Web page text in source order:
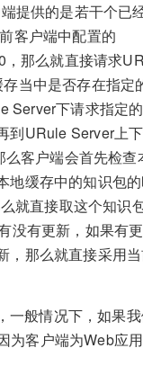
提供的是若干个已
客户端中配置的
，那么就直接请求
当中是否存在指定
Server下请求指定
到URule Server上
么客户端会首先检
缓存中的知识包
就直接取这个知识
没有更新，如果有
，那么就直接采用
一般情况下，如果
为客户端为Web应